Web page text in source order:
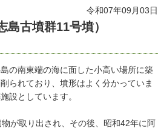
令和07年09月03日
島古墳群11号墳）
の南東端の海に面した小高い場所に築
られており、墳形はよく分かっていま
設としています。
が取り出され、その後、昭和42年に阿